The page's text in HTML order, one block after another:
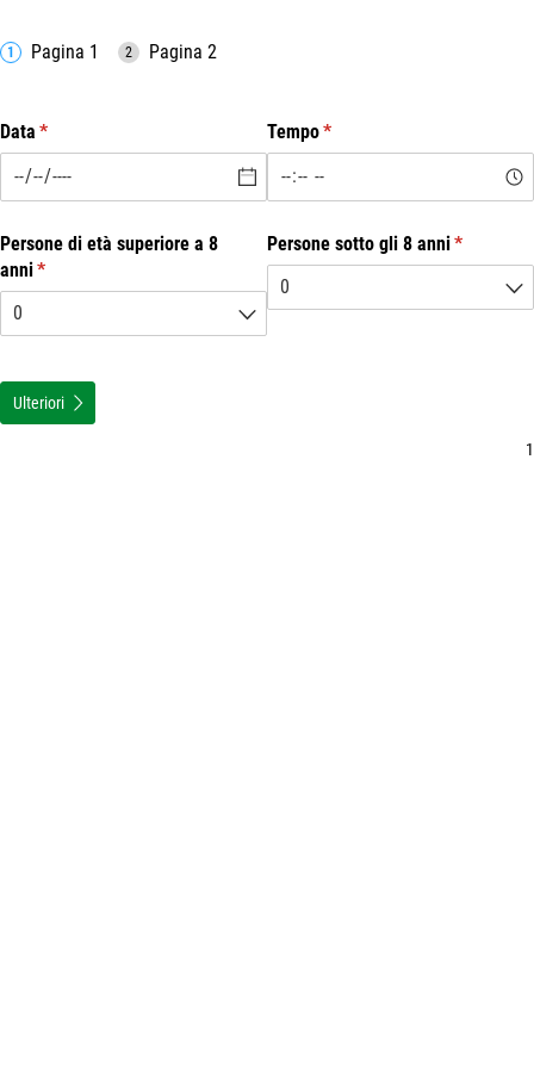
Pagina 1 Pagina 2
Data *
(erforderlich) Tempo*
(erforderlich)
Persone di età superiore a 8
anni*
(erforderlich)
Persone sotto gli 8 anni*
Ulteriori